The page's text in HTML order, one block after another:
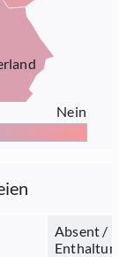
Nein
Absent /